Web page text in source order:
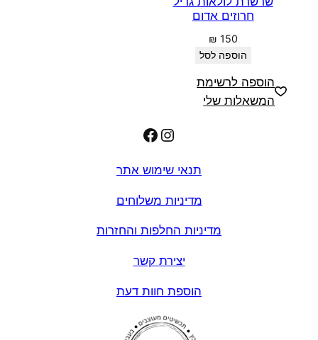
חרוזים אדום
₪ 150
הוספה לסל
הוספה לרשימת
המשאלות שלי
Instagram
Facebook
תנאי שימוש אתר
מדיניות משלוחים
מדיניות החלפות והחזרות
יצירת קשר
הוספת חוות דעת